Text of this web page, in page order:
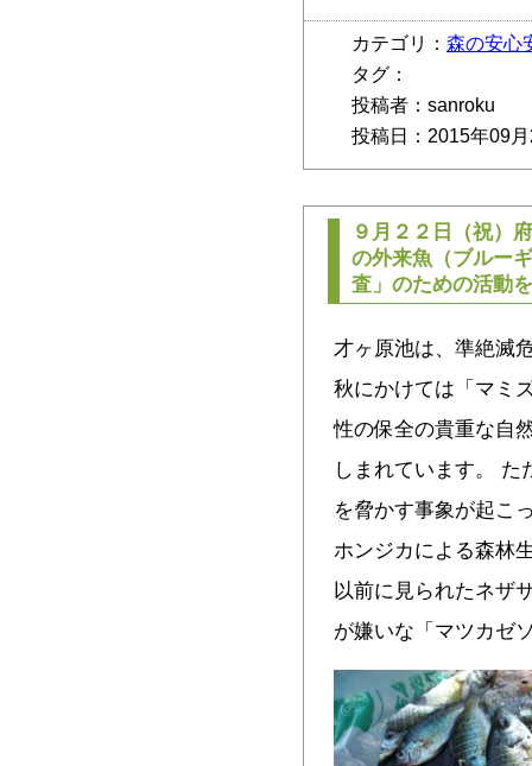
カテゴリ： 森の安心
タグ：
投稿者：sanroku
投稿日：2015年09
９月２２日（祝）
の外来魚（ブルー
査」のための活動
才ヶ原池は、準絶滅
秋にかけては「マミ
性の保全の貴重な自
しまれています。 た
を脅かす事象が起こ
ホンジカによる森林
以前に見られたネザ
が嫌いな「マツカゼ